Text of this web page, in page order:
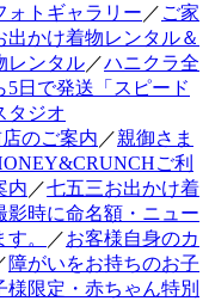
ォトギャラリー ／ ご家
出かけ着物レンタル＆
レンタル／ハニクラ全
5日で発送「スピード
タジオ
のご案内 ／親御さま
ご利
内 ／七五三お出かけ着
影時に命名額・ニュー
。
／お客様自身のカ
障がいをお持ちのお子
様限定・赤ちゃん特別